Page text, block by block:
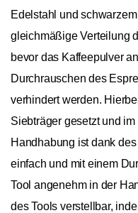
Edelstahl und
gleichmäßige Verteilung
bevor das Kaffeepulver
Durchrauschen des
verhindert werden.
Siebträger gesetzt und
Handhabung ist dank
einfach und mit einem
Tool angenehm in der
des Tools verstellbar,